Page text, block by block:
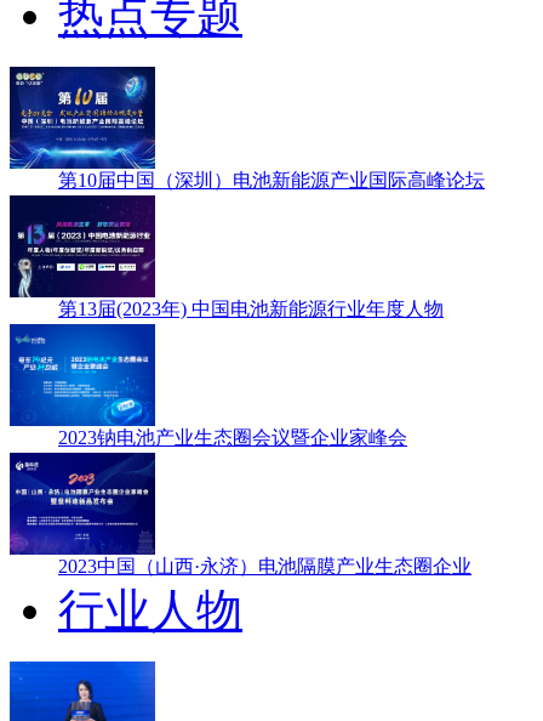
热点专题
第10届中国（深圳）电池新能源产业国际高峰论坛
第13届(2023年) 中国电池新能源行业年度人物
2023钠电池产业生态圈会议暨企业家峰会
2023中国（山西·永济）电池隔膜产业生态圈企业
行业人物